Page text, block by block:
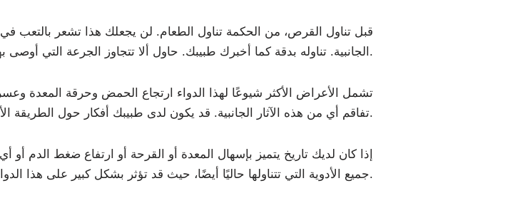
قبل تناول القرص، من الحكمة تناول الطعام. لن يجعلك هذا تشعر بالتعب
الجانبية. تناوله بدقة كما أخبرك طبيبك. حاول ألا تتجاوز الجرعة التي أوصى بها طبيبك أو تستخدمه لفترة طويلة من الزمن.
تشمل الأعراض الأكثر شيوعًا لهذا الدواء ارتجاع الحمض وحرقة المعدة
تفاقم أي من هذه الآثار الجانبية. قد يكون لدى طبيبك أفكار حول الطريقة الأكثر كفاءة لوقف أو تقليل الآثار الجانبية.
إذا كان لديك تاريخ يتميز بإسهال المعدة أو القرحة أو ارتفاع ضغط الدم
جميع الأدوية التي تتناولها حاليًا أيضًا، حيث قد تؤثر بشكل كبير على هذا الدواء أو العكس.